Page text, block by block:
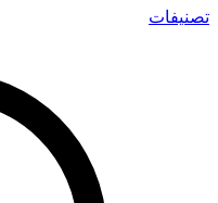
تصنيفات